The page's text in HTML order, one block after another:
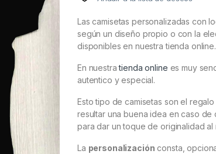
Las camisetas personalizadas con
según un diseño propio o con la
disponibles en nuestra tienda online.
En nuestratienda online es muy
autentico y especial.
Esto tipo de camisetas son el
resultar una buena idea en caso
para dar un toque de originalidad al
La personalización consta,